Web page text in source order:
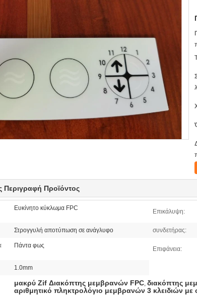
Περιγραφή Προϊόντος
Ευκίνητο κύκλωμα FPC Επικάλυψη:
Στρογγυλή αποτύπωση σε ανάγλυφο συνδετήρας:
Πάντα φως Επιφάνεια:
1.0mm
μακρύ Zif Διακόπτης μεμβρανών FPC, διακόπτης
αριθμητικό πληκτρολόγιο μεμβρανών 3 κλειδιών με